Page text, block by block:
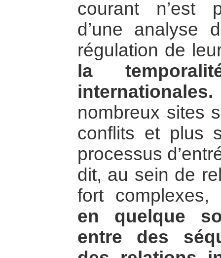
courant n’est
d’une analyse
régulation de
la
internationales.
nombreux sites
conflits et plus
processus
dit, au sein de
fort complexes,
en quelque
entre des